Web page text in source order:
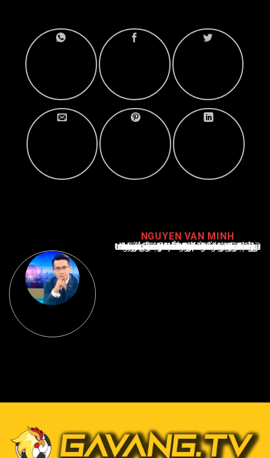
NGUYEN VAN MINH
Nguyễn Văn Minh là một trong những chuyên gia hàng đầu về báo cáo tin tức thể thao tại Việt Nam, với hơn 10 năm hoạt động trong ngành. Ông có kiến thức sâu rộng và kinh nghiệm đáng kể trong việc phân tích và báo cáo về các sự kiện thể thao hàng đầu. Sự hiểu biết sâu sắc của ông về ngành này đã giúp ông xây dựng uy tín và danh tiếng trong cộng đồng báo chí thể thao.